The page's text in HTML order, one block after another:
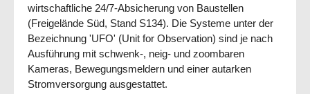
wirtschaftliche 24/7-Absicherung von Baustellen
(Freigelände Süd, Stand S134). Die Systeme unter der
Bezeichnung 'UFO' (Unit for Observation) sind je nach
Ausführung mit schwenk-, neig- und zoombaren
Kameras, Bewegungsmeldern und einer autarken
Stromversorgung ausgestattet.